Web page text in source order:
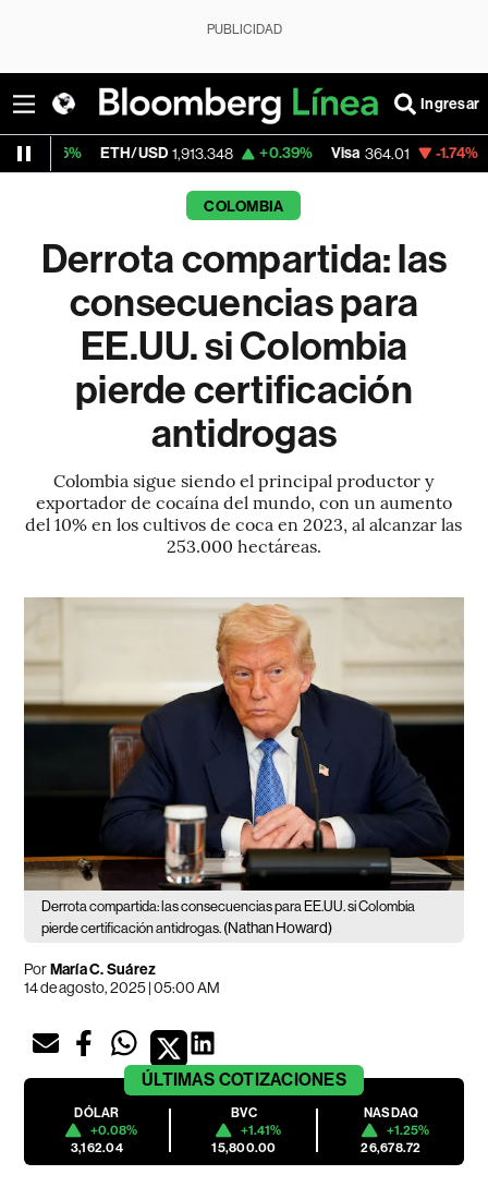
PUBLICIDAD
Ingresar
USD 1,913.348 +0.39% Visa 364.01 -1.74%
COLOMBIA
Derrota compartida: las
consecuencias para
EE.UU. si Colombia
pierde certificación
antidrogas
Colombia sigue siendo el principal productor y
exportador de cocaína del mundo, con un aumento
del 10% en los cultivos de coca en 2023, al alcanzar las
253.000 hectáreas.
Derrota compartida: las consecuencias para EE.UU. si Colombia
pierde certificación antidrogas. (Nathan Howard)
PorMaría C. Suárez
14 de agosto, 2025 | 05:00 AM
ÚLTIMAS COTIZACIONES
DÓLAR
+0.08%
3,162.04
BVC
+1.41%
15,800.00
NASDAQ
+1.25%
26,678.72